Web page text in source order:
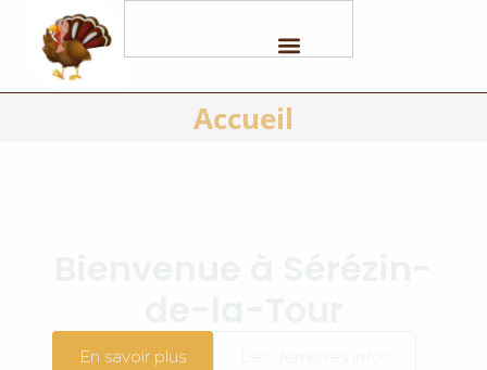
Accueil
En savoir plus